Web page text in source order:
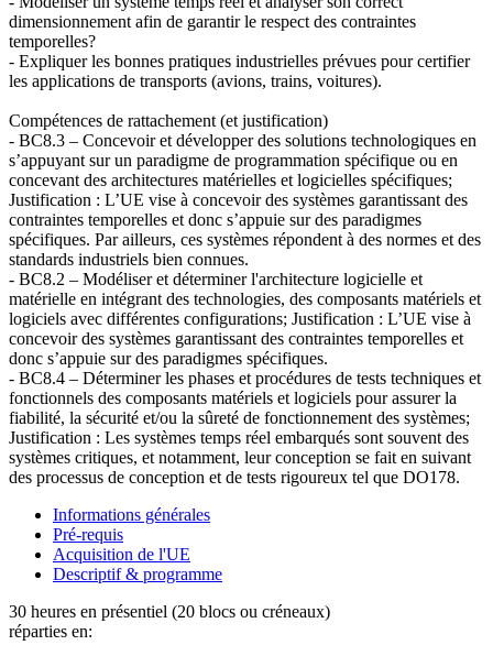
dimensionnement afin de garantir le respect des contraintes
temporelles?
- Expliquer les bonnes pratiques industrielles prévues pour certifier
les applications de transports (avions, trains, voitures).
Compétences de rattachement (et justification)
- BC8.3 – Concevoir et développer des solutions technologiques en
s’appuyant sur un paradigme de programmation spécifique ou en
concevant des architectures matérielles et logicielles spécifiques;
Justification : L’UE vise à concevoir des systèmes garantissant des
contraintes temporelles et donc s’appuie sur des paradigmes
spécifiques. Par ailleurs, ces systèmes répondent à des normes et des
standards industriels bien connues.
- BC8.2 – Modéliser et déterminer l'architecture logicielle et
matérielle en intégrant des technologies, des composants matériels et
logiciels avec différentes configurations; Justification : L’UE vise à
concevoir des systèmes garantissant des contraintes temporelles et
donc s’appuie sur des paradigmes spécifiques.
- BC8.4 – Déterminer les phases et procédures de tests techniques et
fonctionnels des composants matériels et logiciels pour assurer la
fiabilité, la sécurité et/ou la sûreté de fonctionnement des systèmes;
Justification : Les systèmes temps réel embarqués sont souvent des
systèmes critiques, et notamment, leur conception se fait en suivant
des processus de conception et de tests rigoureux tel que DO178.
Informations générales
Pré-requis
Acquisition de l'UE
Descriptif & programme
30 heures en présentiel (20 blocs ou créneaux)
réparties en: